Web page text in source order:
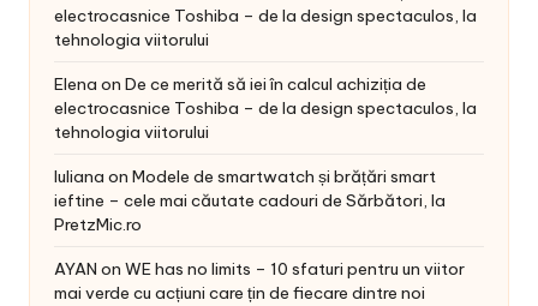
electrocasnice Toshiba – de la design spectaculos, la
tehnologia viitorului
Elena on De ce merită să iei în calcul achiziția de
electrocasnice Toshiba – de la design spectaculos, la
tehnologia viitorului
Iuliana on Modele de smartwatch și brățări smart
ieftine – cele mai căutate cadouri de Sărbători, la
PretzMic.ro
AYAN on WE has no limits – 10 sfaturi pentru un viitor
mai verde cu acțiuni care țin de fiecare dintre noi